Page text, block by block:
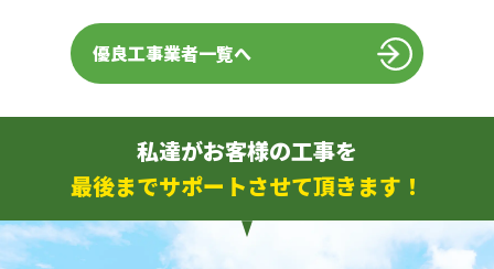
優良工事業者一覧へ
私達がお客様の工事を
最後までサポートさせて頂きます！